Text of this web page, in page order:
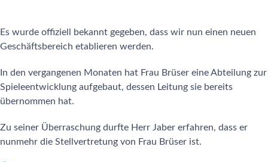
Es wurde offiziell bekannt gegeben, dass wir nun einen neuen
Geschäftsbereich etablieren werden.
In den vergangenen Monaten hat Frau Brüser eine Abteilung zur
Spieleentwicklung aufgebaut, dessen Leitung sie bereits
übernommen hat.
Zu seiner Überraschung durfte Herr Jaber erfahren, dass er
nunmehr die Stellvertretung von Frau Brüser ist.